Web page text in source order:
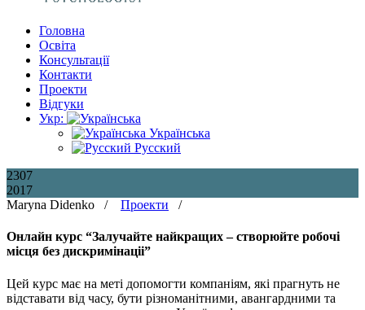
Головна
Освіта
Консультації
Контакти
Проекти
Відгуки
Укр:
Українська
Русский
2307
2017
Maryna Didenko /
Проекти /
Онлайн курс “Залучайтe найкращих – створюйтe робочі
місця бeз дискримінаціі”
Цей курс має на меті допомогти компаніям, які прагнуть не
відставати від часу, бути різноманітними, авангардними та